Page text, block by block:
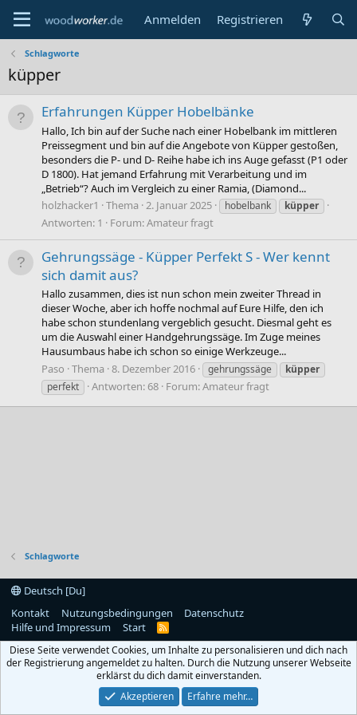
Anmelden Registrieren
Schlagworte
küpper
Erfahrungen Küpper Hobelbänke
Hallo, Ich bin auf der Suche nach einer Hobelbank im mittleren
Preissegment und bin auf die Angebote von Küpper gestoßen,
besonders die P- und D- Reihe habe ich ins Auge gefasst (P1 oder
D 1800). Hat jemand Erfahrung mit Verarbeitung und im
„Betrieb“? Auch im Vergleich zu einer Ramia, (Diamond...
holzhacker1
Thema 2. Januar 2025 hobelbank küpper
Antworten: 1 Forum:Amateur fragt
Gehrungssäge - Küpper Perfekt S - Wer kennt
sich damit aus?
Hallo zusammen, dies ist nun schon mein zweiter Thread in
dieser Woche, aber ich hoffe nochmal auf Eure Hilfe, den ich
habe schon stundenlang vergeblich gesucht. Diesmal geht es
um die Auswahl einer Handgehrungssäge. Im Zuge meines
Hausumbaus habe ich schon so einige Werkzeuge...
Paso Thema 8. Dezember 2016 gehrungssäge
küpper
perfekt
Antworten: 68 Forum:Amateur fragt
Schlagworte
Deutsch [Du]
Kontakt
Nutzungsbedingungen
Datenschutz
Hilfe und Impressum
Start
R
S
Diese Seite verwendet Cookies, um Inhalte zu personalisieren und dich nach
der Registrierung angemeldet zu halten. Durch die Nutzung unserer Webseite
erklärst du dich damit einverstanden.
Akzeptieren
Erfahre mehr…